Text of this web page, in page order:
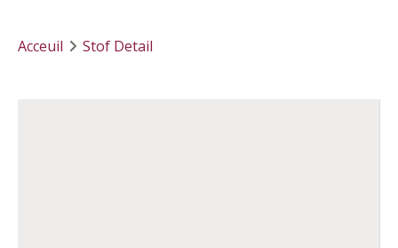
Acceuil Stof Detail